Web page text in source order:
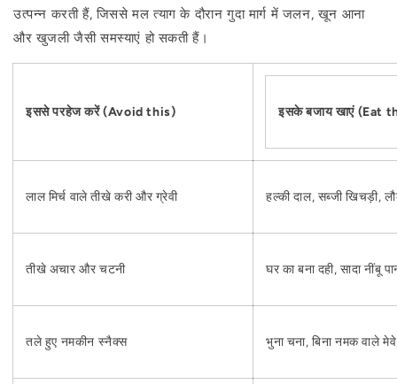
उत्पन्न करती हैं, जिससे मल त्याग के दौरान गुदा मार्ग में जलन, खून आना
और खुजली जैसी समस्याएं हो सकती हैं।
इससे परहेज करें (Avoid this) इसके बजाय खाएं (Eat
लाल मिर्च वाले तीखे करी और ग्रेवी हल्की दाल, सब्जी खिचड़ी,
तीखे अचार और चटनी घर का बना दही, सादा नींबू
तले हुए नमकीन स्नैक्स भुना चना, बिना नमक वाले